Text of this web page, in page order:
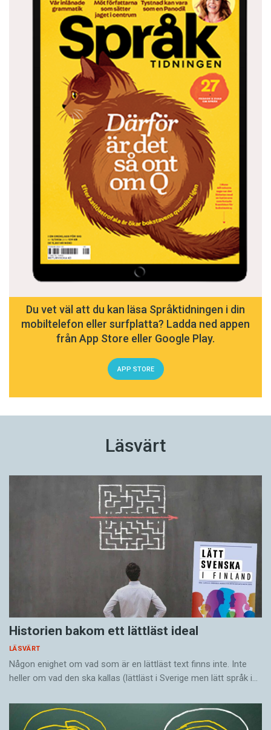
Du vet väl att du kan läsa Språktidningen i din
mobiltelefon eller surfplatta? Ladda ned appen
från App Store eller Google Play.
APP STORE
Läsvärt
Historien bakom ett lättläst ideal
LÄSVÄRT
Någon enighet om vad som är en lättläst text finns inte. Inte
heller om vad den ska kallas (lättläst i Sverige men lätt språk i…